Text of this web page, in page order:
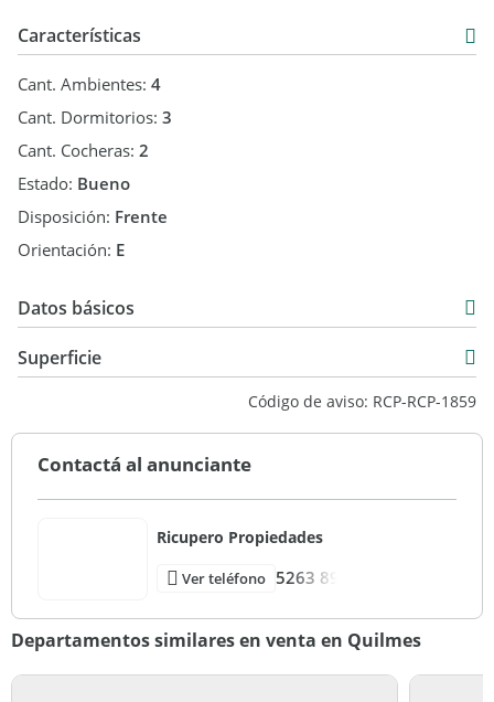
Características
Cant. Ambientes: 4
Cant. Dormitorios: 3
Cant. Cocheras: 2
Estado: Bueno
Disposición: Frente
Orientación: E
Datos básicos
USD 669.000
Superficie
Código de aviso: RCP-RCP-1859
Contactá al anunciante
Ricupero Propiedades
Ver teléfono 5263 89
Departamentos similares en venta en Quilmes